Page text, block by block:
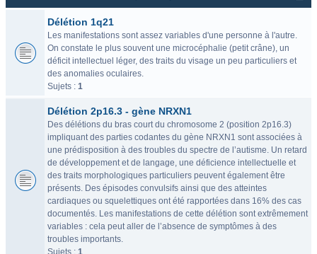
Délétion 1q21
Les manifestations sont assez variables d'une personne à l'autre.
On constate le plus souvent une microcéphalie (petit crâne), un
déficit intellectuel léger, des traits du visage un peu particuliers et
des anomalies oculaires.
Sujets : 1
Délétion 2p16.3 - gène NRXN1
Des délétions du bras court du chromosome 2 (position 2p16.3)
impliquant des parties codantes du gène NRXN1 sont associées à
une prédisposition à des troubles du spectre de l’autisme. Un retard
de développement et de langage, une déficience intellectuelle et
des traits morphologiques particuliers peuvent également être
présents. Des épisodes convulsifs ainsi que des atteintes
cardiaques ou squelettiques ont été rapportées dans 16% des cas
documentés. Les manifestations de cette délétion sont extrêmement
variables : cela peut aller de l’absence de symptômes à des
troubles importants.
Sujets : 1